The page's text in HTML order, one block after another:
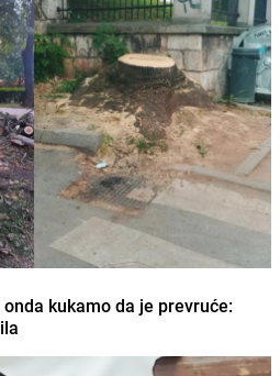
kukamo da je prevruće: